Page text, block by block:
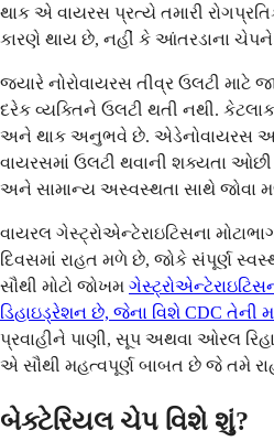
થાક એ વાયરસ પ્રત્યે તમારી
કારણે થાય છે, નહીં કે આંતરડાના ચેપને
જ્યારે નોરોવાયરસ તીવ્ર ઉલટી માટે
દરેક વ્યક્તિને ઉલટી થતી નથી. કેટલાક
અને થાક અનુભવે છે. એડેનોવાયરસ
વાયરસમાં ઉલટી થવાની શક્યતા
અને સામાન્ય અસ્વસ્થતા સાથે જોવા
વાયરલ ગેસ્ટ્રોએન્ટેરાઇટિસના
દિવસમાં રાહત મળે છે, જોકે સંપૂર્ણ
સૌથી મોટો જોખમ
ડિહાઇડ્રેશન છે, જેના વિશે CDC તેની
પ્રવાહીને પાણી, સૂપ અથવા ઓરલ
એ સૌથી મહત્વપૂર્ણ બાબત છે જે તમે
બેક્ટેરિયલ ચેપ વિશે શું?